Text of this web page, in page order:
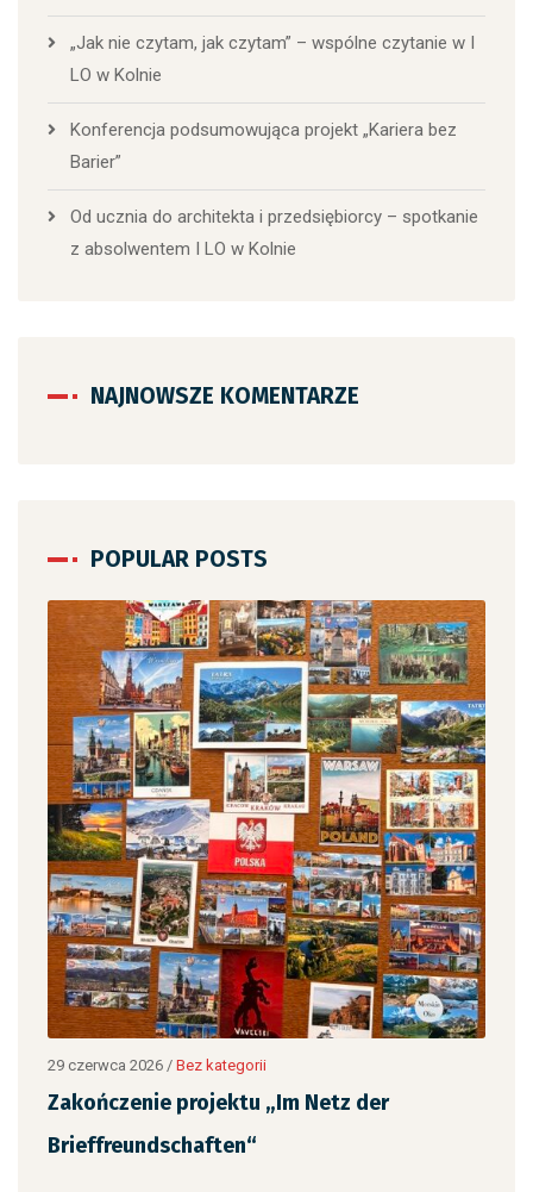
„Jak nie czytam, jak czytam” – wspólne czytanie w I
LO w Kolnie
Konferencja podsumowująca projekt „Kariera bez
Barier”
Od ucznia do architekta i przedsiębiorcy – spotkanie
z absolwentem I LO w Kolnie
NAJNOWSZE KOMENTARZE
POPULAR POSTS
29 czerwca 2026 / Bez kategorii
Zakończenie projektu „Im Netz der
Brieffreundschaften“